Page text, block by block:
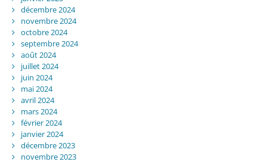
décembre 2024
novembre 2024
octobre 2024
septembre 2024
août 2024
juillet 2024
juin 2024
mai 2024
avril 2024
mars 2024
février 2024
janvier 2024
décembre 2023
novembre 2023